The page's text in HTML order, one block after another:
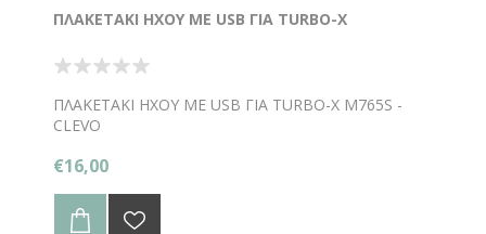
ΠΛΑΚΕΤΑΚΙ ΗΧΟΥ ΜΕ USB ΓΙΑ TURBO-X
ΠΛΑΚΕΤΑΚΙ ΗΧΟΥ ΜΕ USB ΓΙΑ TURBO-X M765S -
CLEVO
€16,00